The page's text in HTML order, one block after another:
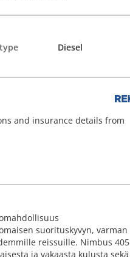
Diesel
and insurance details from
suorituskyvyn, varman
reissuille. Nimbus 405
ja vakaasta kulusta sekä